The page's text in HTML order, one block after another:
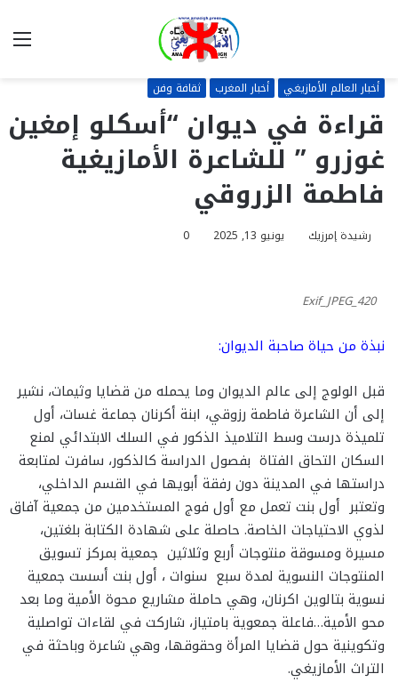
أخبار العالم الأمازيغي أخبار المغرب ثقافة وفن
قراءة في ديوان “أسكلو إمغين
غوزرو ” للشاعرة الأمازيغية
فاطمة الزروقي
رشيدة إمرزيك يونيو 13, 2025 0
Exif_JPEG_420
نبذة من حياة صاحبة الديوان:
قبل الولوج إلى عالم الديوان وما يحمله من قضايا وثيمات، نشير
إلى أن الشاعرة فاطمة رزوقي، ابنة أكرنان جماعة غسات، أول
تلميذة درست وسط التلاميذ الذكور في السلك الابتدائي لمنع
السكان التحاق الفتاة بفصول الدراسة كالذكور، سافرت لمتابعة
دراستها في المدينة دون رفقة أبويها في القسم الداخلي،
وتعتبر أول بنت تعمل مع أول فوج المستخدمين من جمعية آفاق
لذوي الاحتياجات الخاصة. حاصلة على شهادة الكتابة بلغتين،
مسيرة ومسوقة منتوجات أربع وثلاثين جمعية بمركز تسويق
المنتوجات النسوية لمدة سبع سنوات ، أول بنت أسست جمعية
نسوية بتالوين اكرنان، وهي حاملة مشاريع محوة الأمية وما بعد
محو الأمية…فاعلة جمعوية بامتياز، شاركت في لقاءات تواصلية
وتكوينية حول قضايا المرأة وحقوقها، وهي شاعرة وباحثة في
التراث الأمازيغي.